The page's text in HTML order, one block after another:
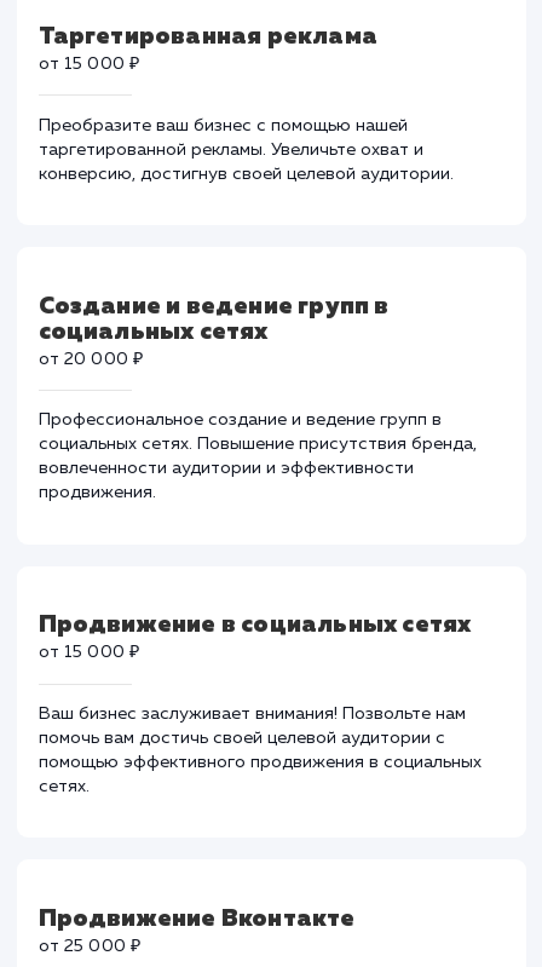
маркетинг
Таргетированная реклама
таргетированной рекламы. Увеличьте охват и
конверсию, достигнув своей целевой аудитории.
Создание и ведение групп в
социальных сетях
социальных сетях. Повышение присутствия бренда,
вовлеченности аудитории и эффективности
Ваш бизнес заслуживает внимания! Позвольте нам
помочь вам достичь своей целевой аудитории с